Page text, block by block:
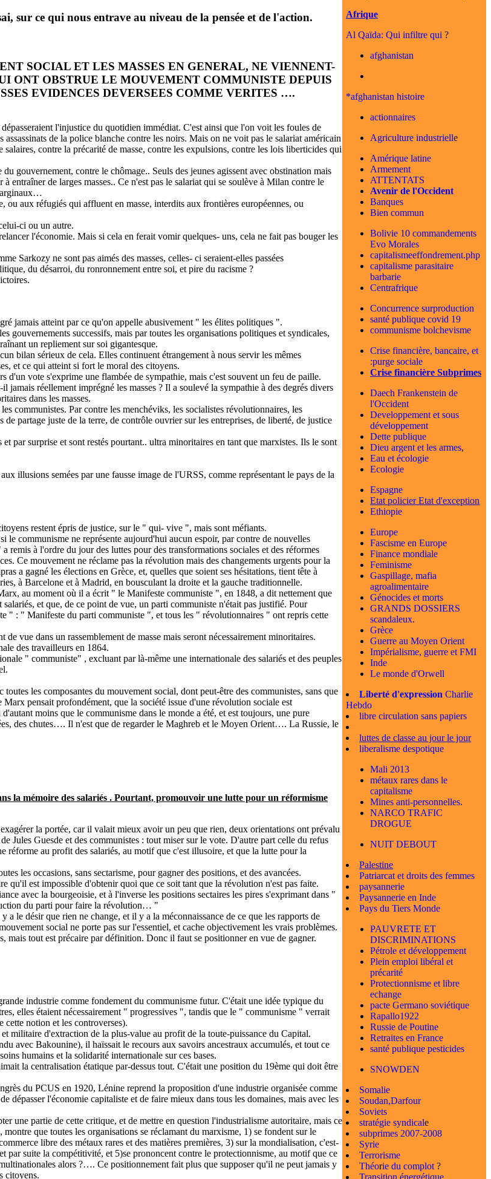
Afrique
Al Qaïda: Qui infiltre qui ?
afghanistan
*afghanistan histoire
actionnaires
Agriculture industrielle
Amérique latine
Armement
ATTENTATS
Avenir de l'Occident
Banques
Bien commun
Bolivie 10 commandements
Evo Morales
capitalismeeffondrement.php
capitalisme parasitaire
barbarie
Centrafrique
Concurrence surproduction
santé publique covid 19
communisme bolchevisme
Crise financière, bancaire, et
:purge sociale
Crise financière Subprimes
Daech Frankenstein de
l'Occident
Developpement et sous
développement
Dette publique
Dieu argent et les armes,
Eau et écologie
Ecologie
Espagne
Etat policierEtat d'exception
Ethiopie
Europe
Fascisme en Europe
Finance mondiale
Feminisme
Gaspillage, mafia
agroalimentaire
Génocides et morts
GRANDS DOSSIERS
scandaleux.
Grèce
Guerre au Moyen Orient
Impérialisme, guerre et FMI
Inde
Le monde d'Orwell
Liberté d'expression Charlie
Hebdo
libre circulation sans papiers
luttes de classe au jour le jour
liberalisme despotique
Mali 2013
métaux rares dans le
capitalisme
Mines anti-personnelles.
NARCO TRAFIC
DROGUE
NUIT DEBOUT
Palestine
Patriarcat et droits des femmes
paysannerie
Paysannerie en Inde
Pays du Tiers Monde
PAUVRETE ET
DISCRIMINATIONS
Pétrole et développement
Plein emploi libéral et
précarité
Protectionnisme et libre
echange
pacte Germano soviétique
Rapallo1922
Russie de Poutine
Retraites en France
santé publique pesticides
SNOWDEN
Somalie
Soudan,Darfour
Soviets
stratégie syndicale
subprimes 2007-2008
Syrie
Terrorisme
Théorie du complot ?
Transition énergétique
sur ce qui nous entrave au niveau de la pensée et de l'action.
SOCIAL ET LES MASSES EN GENERAL, NE VIENNENT-
ONT OBSTRUE LE MOUVEMENT COMMUNISTE DEPUIS
EVIDENCES DEVERSEES COMME VERITES ….
l'injustice du quotidien immédiat. C'est ainsi que l'on voit les foules de
de la police blanche contre les noirs. Mais on ne voit pas le salariat américain
contre la précarité de masse, contre les expulsions, contre les lois liberticides qui
gouvernement, contre le chômage.. Seuls des jeunes agissent avec obstination mais
entraîner de larges masses.. Ce n'est pas le salariat qui se soulève à Milan contre le
aux réfugiés qui affluent en masse, interdits aux frontières européennes, ou
ci ou un autre.
l'économie. Mais si cela en ferait vomir quelques- uns, cela ne fait pas bouger les
Sarkozy ne sont pas aimés des masses, celles- ci seraient-elles passées
du désarroi, du ronronnement entre soi, et pire du racisme ?
jamais atteint par ce qu'on appelle abusivement " les élites politiques ".
gouvernements successifs, mais par toutes les organisations politiques et syndicales,
un repliement sur soi gigantesque.
bilan sérieux de cela. Elles continuent étrangement à nous servir les mêmes
et ce qui atteint si fort le moral des citoyens.
vote s'exprime une flambée de sympathie, mais c'est souvent un feu de paille.
réellement imprégné les masses ? Il a soulevé la sympathie à des degrés divers
dans les masses.
communistes. Par contre les menchéviks, les socialistes révolutionnaires, les
partage juste de la terre, de contrôle ouvrier sur les entreprises, de liberté, de justice
par surprise et sont restés pourtant.. ultra minoritaires en tant que marxistes. Ils le sont
illusions semées par une fausse image de l'URSS, comme représentant le pays de la
restent épris de justice, sur le " qui- vive ", mais sont méfiants.
le communisme ne représente aujourd'hui aucun espoir, par contre de nouvelles
à l'ordre du jour des luttes pour des transformations sociales et des réformes
Ce mouvement ne réclame pas la révolution mais des changements urgents pour la
a gagné les élections en Grèce, et, quelles que soient ses hésitations, tient tête à
à Barcelone et à Madrid, en bousculant la droite et la gauche traditionnelle.
au moment où il a écrit " le Manifeste communiste ", en 1848, a dit nettement que
et que, de ce point de vue, un parti communiste n'était pas justifié. Pour
" : " Manifeste du parti communiste ", et tous les " révolutionnaires " ont repris cette
vue dans un rassemblement de masse mais seront nécessairement minoritaires.
des travailleurs en 1864.
" communiste" , excluant par là-même une internationale des salariés et des peuples
les composantes du mouvement social, dont peut-être des communistes, sans que
pensait profondément, que la société issue d'une révolution sociale est
moins que le communisme dans le monde a été, et est toujours, une pure
des chutes…. Il n'est que de regarder le Maghreb et le Moyen Orient…. La Russie, le
la mémoire des salariés . Pourtant, promouvoir une lutte pour un réformisme
la portée, car il valait mieux avoir un peu que rien, deux orientations ont prévalu
Jules Guesde et des communistes : tout miser sur le vote. D'autre part celle du refus
au profit des salariés, au motif que c'est illusoire, et que la lutte pour la
les occasions, sans sectarisme, pour gagner des positions, et des avancées.
qu'il est impossible d'obtenir quoi que ce soit tant que la révolution n'est pas faite.
avec la bourgeoisie, et à l'inverse les positions sectaires les pires s'exprimant dans "
du parti pour faire la révolution… "
le désir que rien ne change, et il y a la méconnaissance de ce que les rapports de
social ne porte pas sur l'essentiel, et cache objectivement les vrais problèmes.
mais tout est précaire par définition. Donc il faut se positionner en vue de gagner.
industrie comme fondement du communisme futur. C'était une idée typique du
elles étaient nécessairement " progressives ", tandis que le " communisme " verrait
notion et les controverses).
militaire d'extraction de la plus-value au profit de la toute-puissance du Capital.
avec Bakounine), il haïssait le recours aux savoirs ancestraux accumulés, et tout ce
humains et la solidarité internationale sur ces bases.
la centralisation étatique par-dessus tout. C'était une position du 19ème qui doit être
du PCUS en 1920, Lénine reprend la proposition d'une industrie organisée comme
l'économie capitaliste et de faire mieux dans tous les domaines, mais avec les
une partie de cette critique, et de mettre en question l'industrialisme autoritaire, mais ce
que toutes les organisations se réclamant du marxisme, 1) se fondent sur le
libre des métaux rares et des matières premières, 3) sur la mondialisation, c'est-
suite la compétitivité, et 5)se prononcent contre le protectionnisme, au motif que ce
alors ?…. Ce positionnement fait plus que supposer qu'il ne peut jamais y
citoyens.